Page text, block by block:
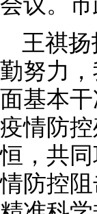
王祺
勤努力
面基本
疫情防
恒，共
情防控